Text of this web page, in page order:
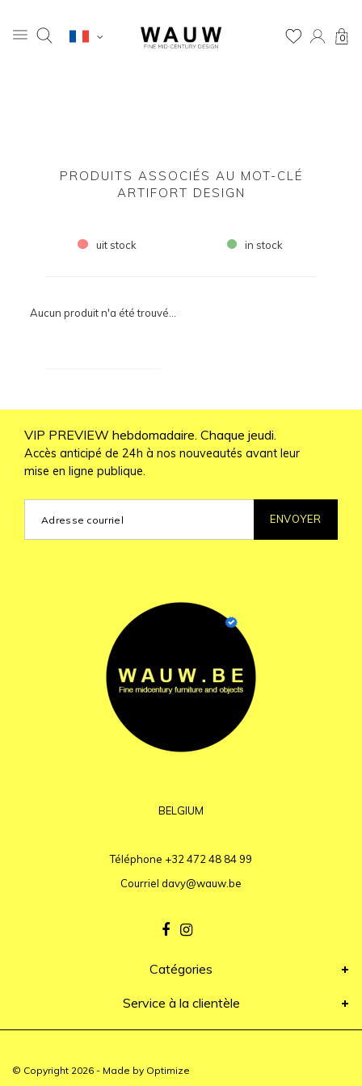
0
PRODUITS ASSOCIÉS AU MOT-CLÉ
ARTIFORT DESIGN
uit stock in stock
Aucun produit n'a été trouvé...
VIP PREVIEW hebdomadaire. Chaque jeudi.
Accès anticipé de 24h à nos nouveautés avant leur
mise en ligne publique.
ENVOYER
BELGIUM
Téléphone +32 472 48 84 99
Courriel davy@wauw.be
Catégories
Service à la clientèle
© Copyright 2026 - Made by Optimize